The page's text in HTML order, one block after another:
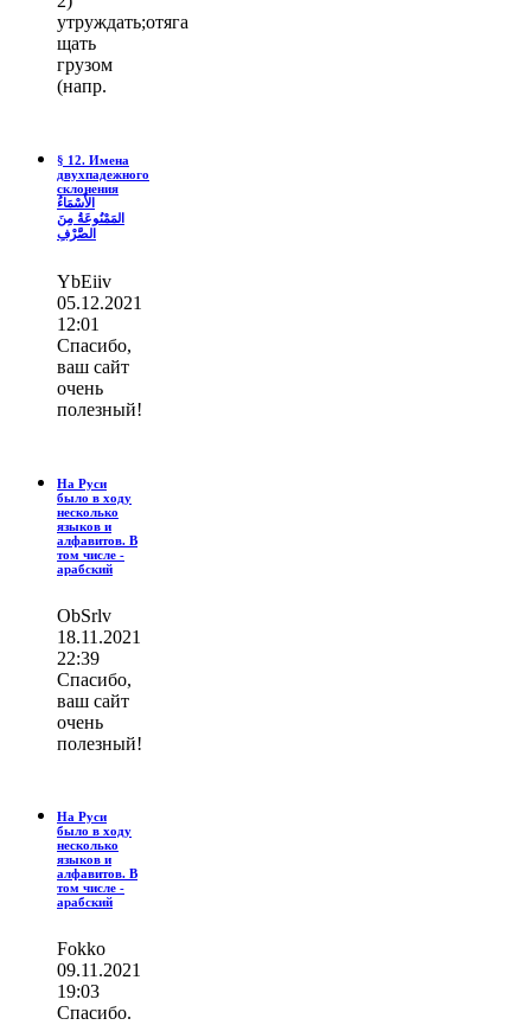
утруждать;отяга
щать
грузом
(напр.
§ 12. Имена
двухпадежного
склонения
الأَسْمَاءُ
المَمْنُوعَةُ مِنَ
الصَّرْفِ
YbEiiv
05.12.2021
12:01
Спасибо,
ваш сайт
очень
полезный!
На Руси
было в ходу
несколько
языков и
алфавитов. В
том числе -
арабский
ОbSrlv
18.11.2021
22:39
Спасибо,
ваш сайт
очень
полезный!
На Руси
было в ходу
несколько
языков и
алфавитов. В
том числе -
арабский
Fokko
09.11.2021
19:03
Спасибо.